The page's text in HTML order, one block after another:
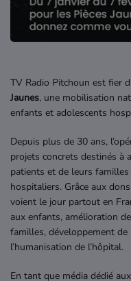
Qui sommes-nous ?
TV Radio Pitchoun est fier
Jaunes, une mobilisation
enfants et adolescents
Depuis plus de 30 ans,
projets concrets destinés à
patients et de leurs
hospitaliers. Grâce aux
voient le jour partout en
aux enfants, amélioration
familles, développement
l’humanisation de l’hôpital.
En tant que média dédié